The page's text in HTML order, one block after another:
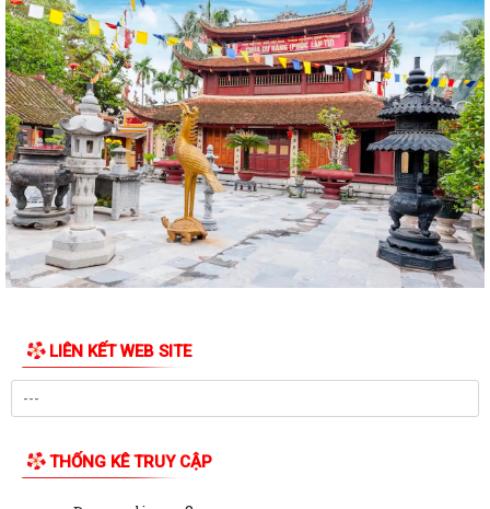
QUYẾT ĐỊNH Về việc công bố thủ tục hành chính nội bộ mới ban hành
thuộc phạm vi chức năng quản lý...
QUYẾT ĐỊNH Về việc công bố danh mục thủ tục hành chính được sửa
đổi, bổ sung, bị bãi bỏ thuộc phạm...
Nghị quyết số 07/2026/NQ-HĐND ngày 23/6/2026 của HĐND thành
phố về quy định chế độ quà tặng của...
Quyết đinh Về việc thu hồi Giấy chứng nhận quyền sử dụng đất đã cấp
cho bà Hoàng Thị Mây và bà...
Nghị Quyết 10-NQ/TU ngày13/7/2026 củaBan Thường vụ Thành ủy về
Quý III và IV/2026, Hải Phòng phấn đấu tăng trưởng GRDP trên 14%
Chỉ thị số 06-CT/TW của Bộ Chính trị về tăng cường sự lãnh đạo của
Bế giảng lớp bồi dưỡng lý luận chính trị dành cho đảng viên mới khóa III
LIÊN KẾT WEB SITE
THỐNG KÊ TRUY CẬP